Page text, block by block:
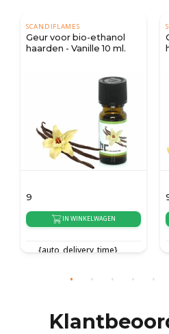
voor bio-ethanol
- Vanille 10 ml.
IN WINKELWAGEN
Geur voor
haarden -
IN